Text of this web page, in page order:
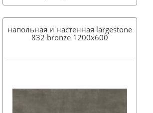
напольная и настенная largestone
832 bronze 1200x600